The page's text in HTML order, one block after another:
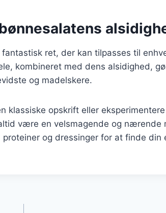
ret, der kan tilpasses til
kombineret med dens alsidighed,
og madelskere.
klassiske opskrift eller
være en velsmagende og nærende
og dressinger for at finde din